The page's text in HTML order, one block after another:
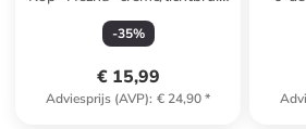
- 260 ml
-35%
€ 15,99
Adviesprijs (AVP): € 24,90*